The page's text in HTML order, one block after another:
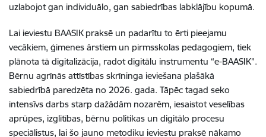
uzlabojot gan individuālo, gan sabiedrības labklājību kopumā.
Lai ieviestu BAASIK praksē un padarītu to ērti pieejamu
vecākiem, ģimenes ārstiem un pirmsskolas pedagogiem, tiek
plānota tā digitalizācija, radot digitālu instrumentu “e-BAASIK”.
Bērnu agrīnās attīstības skrīninga ieviešana plašākā
sabiedrībā paredzēta no 2026. gada. Tāpēc tagad seko
intensīvs darbs starp dažādām nozarēm, iesaistot veselības
aprūpes, izglītības, bērnu politikas un digitālo procesu
speciālistus, lai šo jauno metodiku ieviestu praksē nākamo